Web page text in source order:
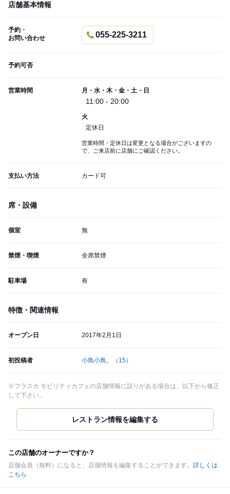
店舗基本情報
予約・
お問い合わせ
055-225-3211
予約可否
営業時間 月・水・木・金・土・日
11:00 - 20:00
火
定休日
営業時間・定休日は変更となる場合がございますの
で、ご来店前に店舗にご確認ください。
支払い方法 カード可
席・設備
個室 無
禁煙・喫煙 全席禁煙
駐車場 有
特徴・関連情報
オープン日 2017年2月1日
初投稿者 小島小鳥。 （15）
※フラスカ モビリティカフェの店舗情報に誤りがある場合は、以下から修正
して下さい。
この店舗のオーナーですか？
店舗会員（無料）になると、店舗情報を編集することができます。 詳しくは
こちら